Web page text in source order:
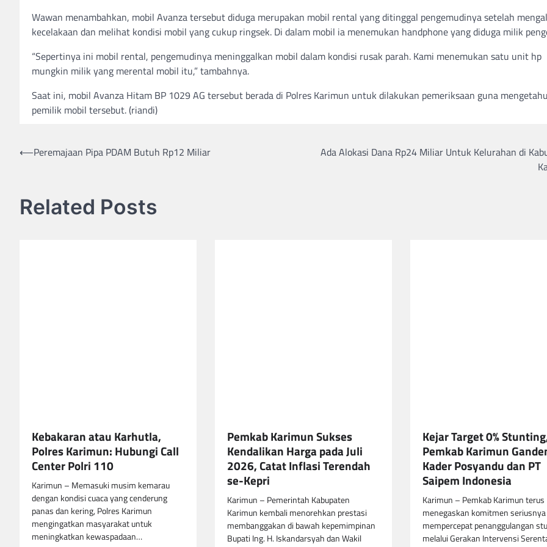
Wawan menambahkan, mobil Avanza tersebut diduga merupakan mobil rental yang ditinggal pengemudinya setelah
kecelakaan dan melihat kondisi mobil yang cukup ringsek. Di dalam mobil ia menemukan handphone yang diduga milik
“Sepertinya ini mobil rental, pengemudinya meninggalkan mobil dalam kondisi rusak parah. Kami menemukan satu unit hp
mungkin milik yang merental mobil itu,” tambahnya.
Saat ini, mobil Avanza Hitam BP 1029 AG tersebut berada di Polres Karimun untuk dilakukan pemeriksaan guna
pemilik mobil tersebut. (riandi)
Post
⟵Peremajaan Pipa PDAM Butuh Rp12 Miliar
Ada Alokasi Dana Rp24 Miliar Untuk Kelurahan di
Related Posts
Kebakaran atau Karhutla,
Polres Karimun: Hubungi Call
Center Polri 110
Karimun – Memasuki musim kemarau
dengan kondisi cuaca yang cenderung
panas dan kering, Polres Karimun
mengingatkan masyarakat untuk
meningkatkan kewaspadaan…
Pemkab Karimun Sukses
Kendalikan Harga pada Juli
2026, Catat Inflasi Terendah
se-Kepri
Karimun – Pemerintah Kabupaten
Karimun kembali menorehkan prestasi
membanggakan di bawah kepemimpinan
Bupati Ing. H. Iskandarsyah dan Wakil
Kejar Target 0%
Pemkab Karimun
Kader Posyandu dan PT
Saipem Indonesia
Karimun – Pemkab Karimun terus
menegaskan komitmen
mempercepat penanggulangan
melalui Gerakan Intervensi